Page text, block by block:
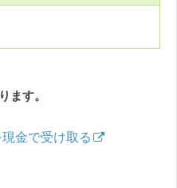
ます。
現金で受け取る